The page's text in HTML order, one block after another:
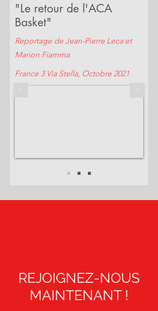
REJOIGNEZ-NOUS
MAINTENANT !
"Le retour de l'ACA
Basket"
Reportage de Jean-Pierre Leca et
Marion Fiamma
France 3 Via Stella, Octobre 2021